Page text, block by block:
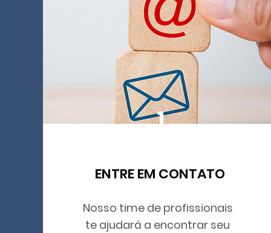
1
ENTRE EM CONTATO
Nosso time de profissionais
te ajudará a encontrar seu